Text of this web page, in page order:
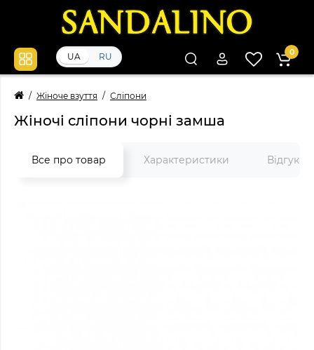
UA RU 0
Жіноче взуття Сліпони
Жіночі сліпони чорні замша
Все про товар Характеристики Відгуки